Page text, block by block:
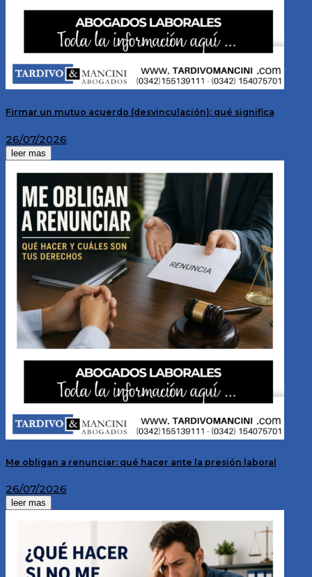
Firmar un mutuo acuerdo (desvinculación): qué significa
26/07/2026
leer mas
Me obligan a renunciar: qué hacer ante la presión laboral
26/07/2026
leer mas